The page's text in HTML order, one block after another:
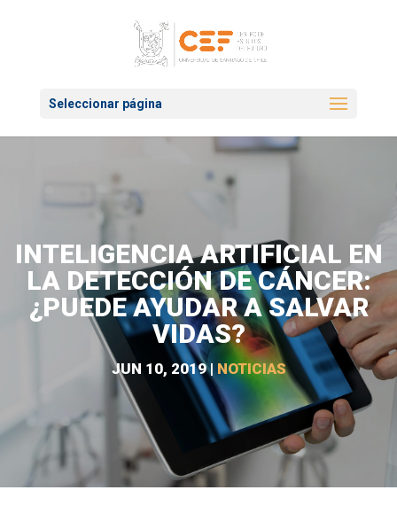
Seleccionar página
INTELIGENCIA ARTIFICIAL EN
LA DETECCIÓN DE CÁNCER:
¿PUEDE AYUDAR A SALVAR
VIDAS?
JUN 10, 2019|NOTICIAS